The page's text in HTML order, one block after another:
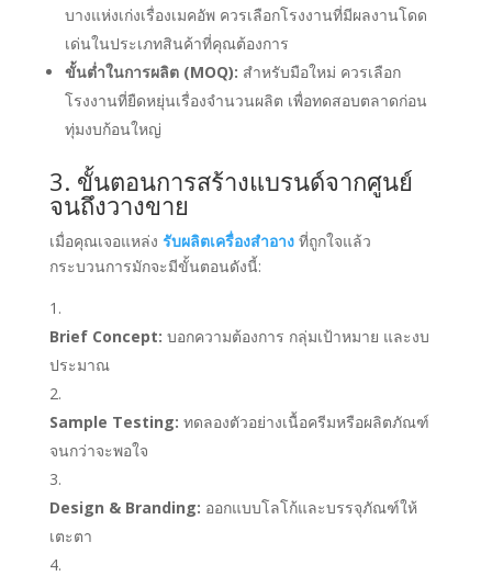
บางแห่งเก่งเรื่องเมคอัพ ควรเลือกโรงงานที่มีผลงานโดด
เด่นในประเภทสินค้าที่คุณต้องการ
ขั้นต่ำในการผลิต (MOQ): สำหรับมือใหม่ ควรเลือก
โรงงานที่ยืดหยุ่นเรื่องจำนวนผลิต เพื่อทดสอบตลาดก่อน
ทุ่มงบก้อนใหญ่
3. ขั้นตอนการสร้างแบรนด์จากศูนย์
จนถึงวางขาย
เมื่อคุณเจอแหล่ง รับผลิตเครื่องสำอางที่ถูกใจแล้ว
กระบวนการมักจะมีขั้นตอนดังนี้:
Brief Concept: บอกความต้องการ กลุ่มเป้าหมาย และงบ
ประมาณ
Sample Testing: ทดลองตัวอย่างเนื้อครีมหรือผลิตภัณฑ์
จนกว่าจะพอใจ
Design & Branding: ออกแบบโลโก้และบรรจุภัณฑ์ให้
เตะตา